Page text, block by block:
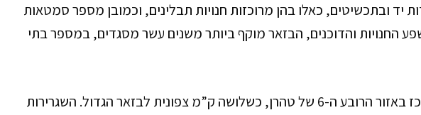
ובתכשיטים, כאלו בהן מרוכזות חנויות תבלינים, וכמובן מספר סמטאות
החנויות והדוכנים, הבזאר מוקף ביותר משנים עשר מסגדים, במספר בתי
מקבץ נוסף של אתרי תיירות חשובים מרוכז באזור הרובע ה-6 של טהרן, כשלושה ק”מ צפונית לבזאר הגדול. השגרירות